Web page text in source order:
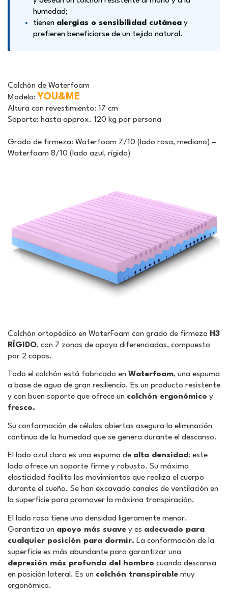
humedad;
tienen alergias o sensibilidad cutánea y
prefieren beneficiarse de un tejido natural.
Colchón de Waterfoam
Modelo: YOU&ME
Altura con revestimiento: 17 cm
Soporte: hasta approx. 120 kg por persona
Grado de firmeza: Waterfoam 7/10 (lado rosa, mediano) –
Waterfoam 8/10 (lado azul, rígido)
Colchón ortopédico en WaterFoam con grado de firmeza H3
RÍGIDO, con 7 zonas de apoyo diferenciadas, compuesto
por 2 capas.
Todo el colchón está fabricado en Waterfoam, una espuma
a base de agua de gran resiliencia. Es un producto resistente
y con buen soporte que ofrece un colchón ergonómico y
fresco.
Su conformación de células abiertas asegura la eliminación
continua de la humedad que se genera durante el descanso.
El lado azul claro es una espuma de alta densidad: este
lado ofrece un soporte firme y robusto. Su máxima
elasticidad facilita los movimientos que realiza el cuerpo
durante el sueño. Se han excavado canales de ventilación en
la superficie para promover la máxima transpiración.
El lado rosa tiene una densidad ligeramente menor.
Garantiza un apoyo más suave y es adecuado para
cualquier posición para dormir. La conformación de la
superficie es más abundante para garantizar una
depresión más profunda del hombro cuando descansa
en posición lateral. Es un colchón transpirable muy
ergonómico.